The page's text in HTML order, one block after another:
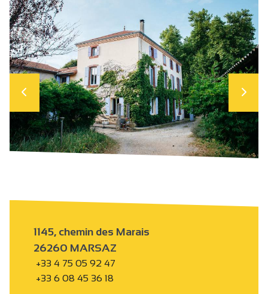
1145, chemin des Marais
26260 MARSAZ
+33 4 75 05 92 47
+33 6 08 45 36 18